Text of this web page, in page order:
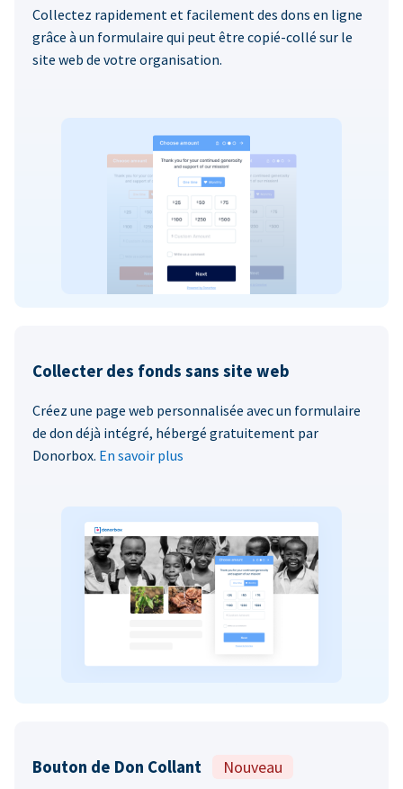
Collectez rapidement et facilement des dons en ligne
grâce à un formulaire qui peut être copié-collé sur le
site web de votre organisation.
Collecter des fonds sans site web
Créez une page web personnalisée avec un formulaire
de don déjà intégré, hébergé gratuitement par
Donorbox. En savoir plus
Bouton de Don Collant Nouveau